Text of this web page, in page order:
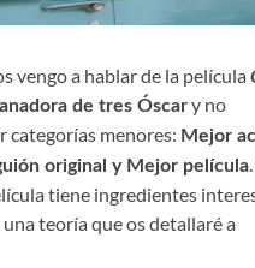
vengo a hablar de la película
de tres Óscary no
categorías menores: Mejor
original y Mejor película
tiene ingredientes
teoría que os detallaré a